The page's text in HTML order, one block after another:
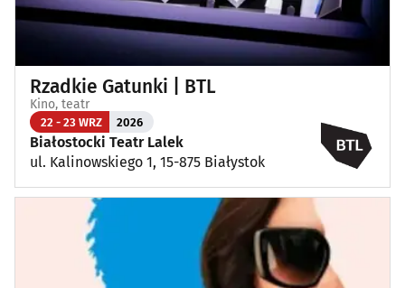
Rzadkie Gatunki | BTL
Kino, teatr
22 - 23 WRZ 2026
Białostocki Teatr Lalek
ul. Kalinowskiego 1, 15-875 Białystok